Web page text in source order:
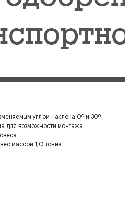
углом наклона 0º и 30º
для возможности монтажа
массой 1,0 тонна